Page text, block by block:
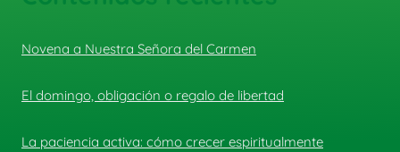
Novena a Nuestra Señora del Carmen
El domingo, obligación o regalo de libertad
La paciencia activa: cómo crecer espiritualmente